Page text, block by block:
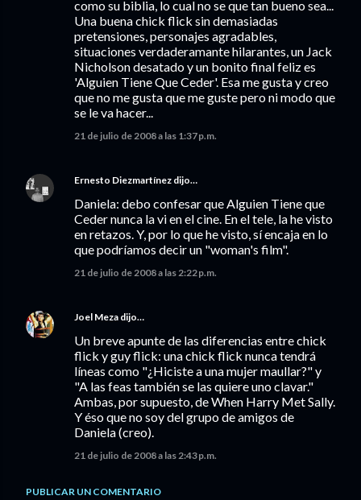
como su biblia, lo cual no se que tan bueno sea...
Una buena chick flick sin demasiadas
pretensiones, personajes agradables,
situaciones verdaderamante hilarantes, un Jack
Nicholson desatado y un bonito final feliz es
'Alguien Tiene Que Ceder'. Esa me gusta y creo
que no me gusta que me guste pero ni modo que
se le va hacer...
21 de julio de 2008 a las 1:37 p.m.
Ernesto Diezmartínez dijo…
Daniela: debo confesar que Alguien Tiene que
Ceder nunca la vi en el cine. En el tele, la he visto
en retazos. Y, por lo que he visto, sí encaja en lo
que podríamos decir un "woman's film".
21 de julio de 2008 a las 2:22 p.m.
Joel Meza dijo…
Un breve apunte de las diferencias entre chick
flick y guy flick: una chick flick nunca tendrá
líneas como "¿Hiciste a una mujer maullar?" y
"A las feas también se las quiere uno clavar."
Ambas, por supuesto, de When Harry Met Sally.
Y éso que no soy del grupo de amigos de
Daniela (creo).
21 de julio de 2008 a las 2:43 p.m.
PUBLICAR UN COMENTARIO